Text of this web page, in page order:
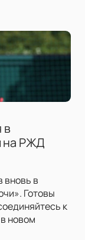
в
на РЖД
в
Готовы
к
новом